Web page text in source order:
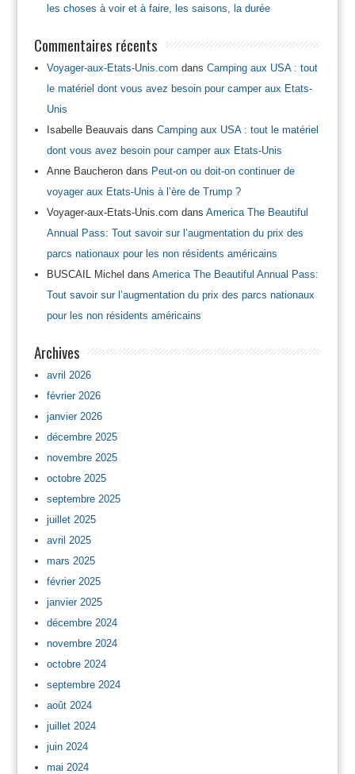
les choses à voir et à faire, les saisons, la durée
Commentaires récents
Voyager-aux-Etats-Unis.com dans Camping aux USA : tout
le matériel dont vous avez besoin pour camper aux Etats-
Unis
Isabelle Beauvais dans Camping aux USA : tout le matériel
dont vous avez besoin pour camper aux Etats-Unis
Anne Baucherondans Peut-on ou doit-on continuer de
voyager aux Etats-Unis à l’ère de Trump ?
Voyager-aux-Etats-Unis.com dans America The Beautiful
Annual Pass: Tout savoir sur l’augmentation du prix des
parcs nationaux pour les non résidents américains
BUSCAIL Michel dans America The Beautiful Annual Pass:
Tout savoir sur l’augmentation du prix des parcs nationaux
pour les non résidents américains
Archives
avril 2026
février 2026
janvier 2026
décembre 2025
novembre 2025
octobre 2025
septembre 2025
juillet 2025
avril 2025
mars 2025
février 2025
janvier 2025
décembre 2024
novembre 2024
octobre 2024
septembre 2024
août 2024
juillet 2024
juin 2024
mai 2024